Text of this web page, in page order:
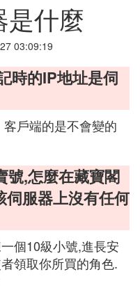
是什麼
03:09:19
時的IP地址是伺
戶端的是不會變的
號,怎麼在藏寶閣
伺服器上沒有任何
個10級小號,進長安
領取你所買的角色.